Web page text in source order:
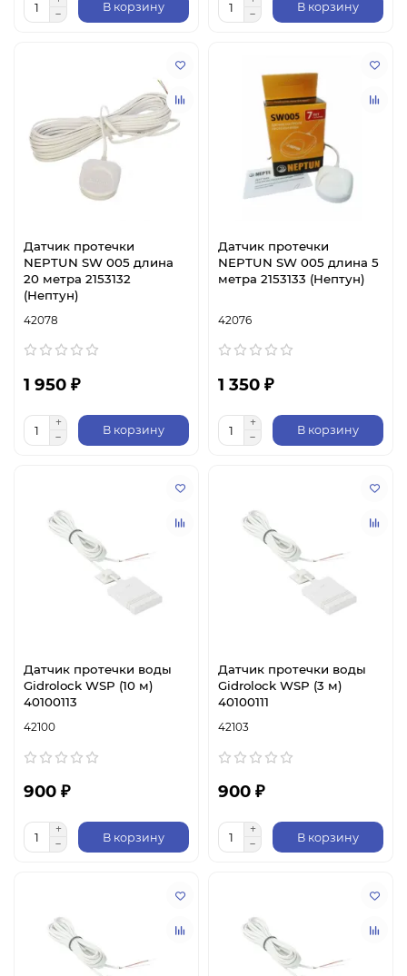
В корзину В корзину
Датчик протечки
NEPTUN SW 005 длина
20 метра 2153132
(Нептун)
42078
1 950 ₽
В корзину
Датчик протечки
NEPTUN SW 005 длина 5
метра 2153133 (Нептун)
42076
1 350 ₽
В корзину
Датчик протечки воды
Gidrolock WSP (10 м)
40100113
42100
900 ₽
В корзину
Датчик протечки воды
Gidrolock WSP (3 м)
40100111
42103
900 ₽
В корзину